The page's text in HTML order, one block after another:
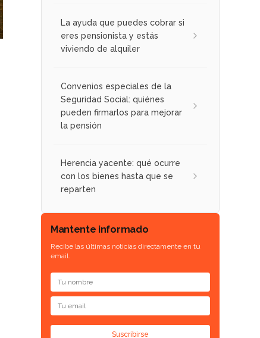
La ayuda que puedes cobrar si
eres pensionista y estás
viviendo de alquiler
Convenios especiales de la
Seguridad Social: quiénes
pueden firmarlos para mejorar
la pensión
Herencia yacente: qué ocurre
con los bienes hasta que se
reparten
Mantente informado
Recibe las últimas noticias directamente en tu
email.
Suscribirse